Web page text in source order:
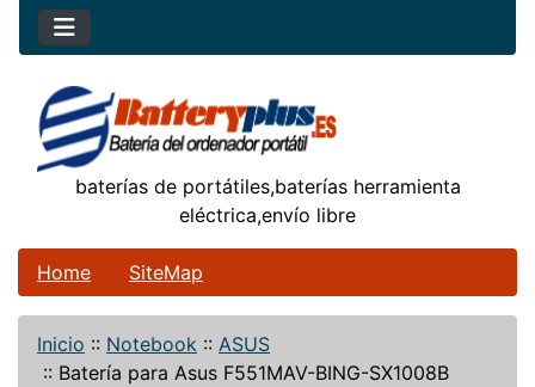
baterías de portátiles,baterías herramienta
eléctrica,envío libre
Home SiteMap
Inicio :: Notebook :: ASUS
:: Batería para Asus F551MAV-BING-SX1008B